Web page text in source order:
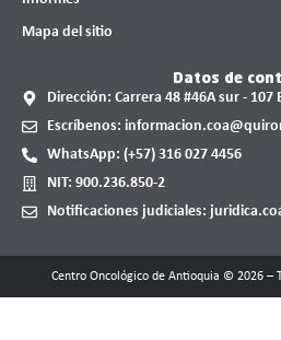
Mapa del sitio
Datos de
Dirección: Carrera 48 #46A sur - 107
Escríbenos:
WhatsApp: (+57) 316 027 4456
NIT: 900.236.850-2
Notificaciones judiciales:
Centro Oncológico de Antioquia © 2026 –